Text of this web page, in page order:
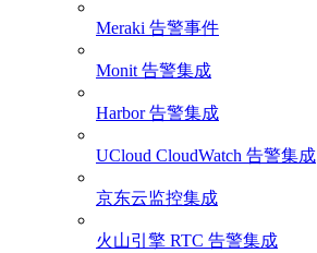
Meraki 告警事件
Monit 告警集成
Harbor 告警集成
UCloud CloudWatch 告警集成
京东云监控集成
火山引擎 RTC 告警集成